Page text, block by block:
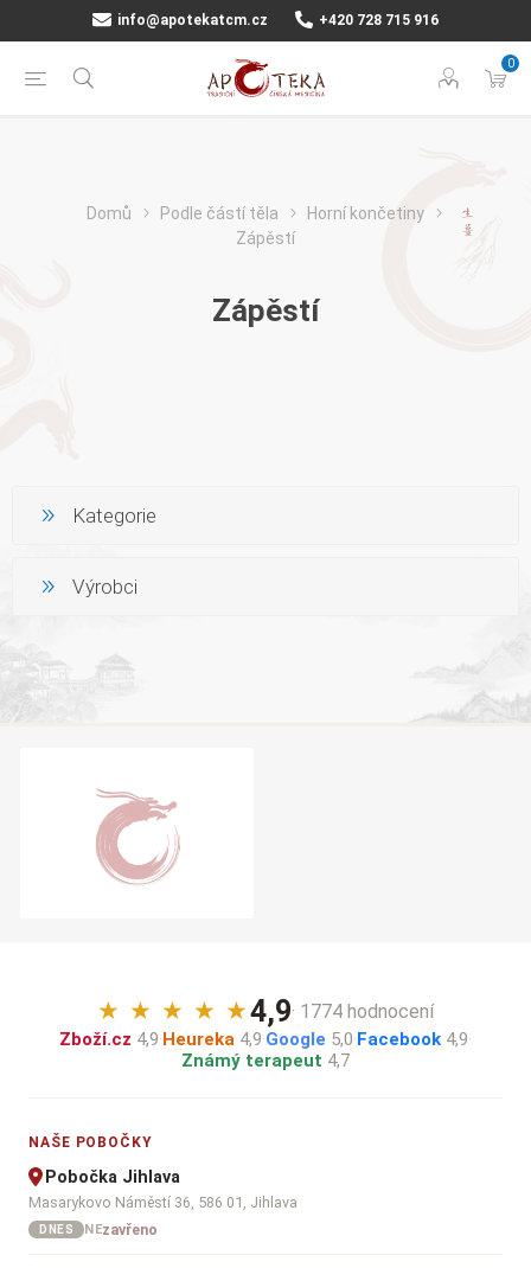
info@apotekatcm.cz +420 728 715 916
0
Domů Podle částí těla
Horní končetiny
Zápěstí
Zápěstí
Kategorie
Výrobci
★ ★ ★ ★ ★4,9· 1774 hodnocení
Zboží.cz 4,9·Heureka 4,9·Google 5,0·Facebook 4,9·
Známý terapeut 4,7
NAŠE POBOČKY
Pobočka Jihlava
Masarykovo Náměstí 36, 586 01, Jihlava
DNES NEzavřeno